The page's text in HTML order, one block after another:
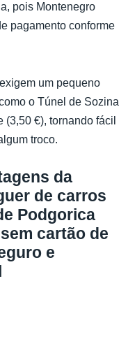
pois Montenegro
pagamento conforme
um pequeno
o Túnel de Sozina
(3,50 €), tornando fácil
troco.
da
de carros
Podgorica
cartão de
e